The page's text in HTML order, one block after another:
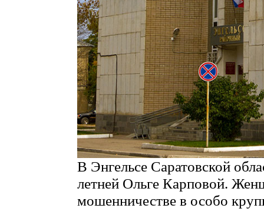
В Энгельсе Саратовской
летней Ольге Карповой.
мошенничестве в особо